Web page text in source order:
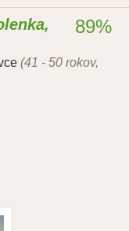
(41 - 50 rokov,
89%